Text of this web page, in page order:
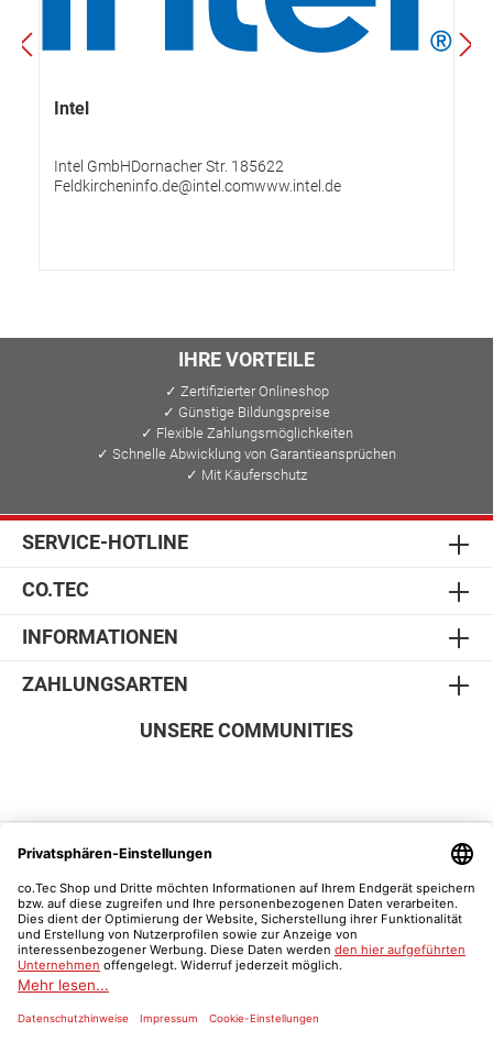
Intel
Intel GmbHDornacher Str. 185622
Feldkircheninfo.de@intel.comwww.intel.de
IHRE VORTEILE
✓ Zertifizierter Onlineshop
✓ Günstige Bildungspreise
✓ Flexible Zahlungsmöglichkeiten
✓ Schnelle Abwicklung von Garantieansprüchen
✓ Mit Käuferschutz
SERVICE-HOTLINE
CO.TEC
INFORMATIONEN
ZAHLUNGSARTEN
SICHER EINKAUFEN
UNSERE COMMUNITIES